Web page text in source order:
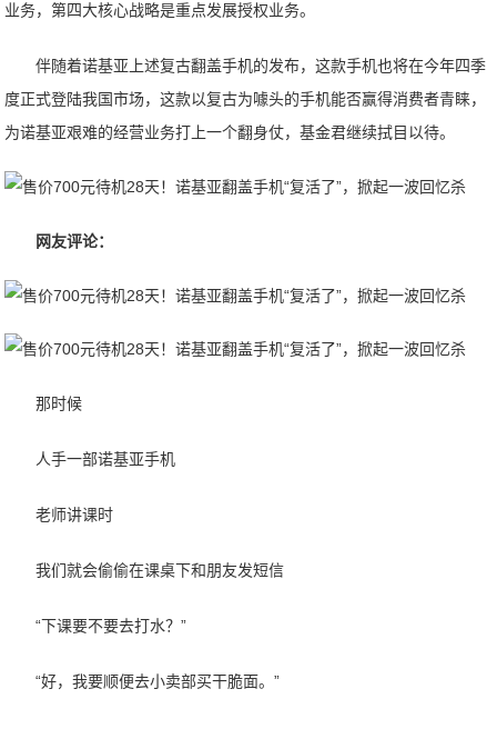
业务，第四大核心战略是重点发展授权业务。
伴随着诺基亚上述复古翻盖手机的发布，这款手机也将在今年四季
度正式登陆我国市场，这款以复古为噱头的手机能否赢得消费者青睐，
为诺基亚艰难的经营业务打上一个翻身仗，基金君继续拭目以待。
网友评论：
那时候
人手一部诺基亚手机
老师讲课时
我们就会偷偷在课桌下和朋友发短信
“下课要不要去打水？”
“好，我要顺便去小卖部买干脆面。”